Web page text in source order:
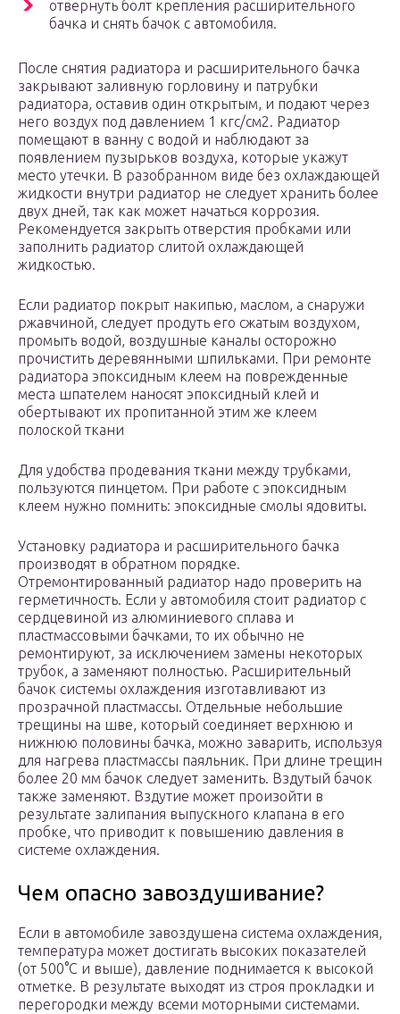
отвернуть болт крепления расширительного
бачка и снять бачок с автомобиля.
После снятия радиатора и расширительного бачка
закрывают заливную горловину и патрубки
радиатора, оставив один открытым, и подают через
него воздух под давлением 1 кгс/см2. Радиатор
помещают в ванну с водой и наблюдают за
появлением пузырьков воздуха, которые укажут
место утечки. В разобранном виде без охлаждающей
жидкости внутри радиатор не следует хранить более
двух дней, так как может начаться коррозия.
Рекомендуется закрыть отверстия пробками или
заполнить радиатор слитой охлаждающей
жидкостью.
Если радиатор покрыт накипью, маслом, а снаружи
ржавчиной, следует продуть его сжатым воздухом,
промыть водой, воздушные каналы осторожно
прочистить деревянными шпильками. При ремонте
радиатора эпоксидным клеем на поврежденные
места шпателем наносят эпоксидный клей и
обертывают их пропитанной этим же клеем
полоской ткани
Для удобства продевания ткани между трубками,
пользуются пинцетом. При работе с эпоксидным
клеем нужно помнить: эпоксидные смолы ядовиты.
Установку радиатора и расширительного бачка
производят в обратном порядке.
Отремонтированный радиатор надо проверить на
герметичность. Если у автомобиля стоит радиатор с
сердцевиной из алюминиевого сплава и
пластмассовыми бачками, то их обычно не
ремонтируют, за исключением замены некоторых
трубок, а заменяют полностью. Расширительный
бачок системы охлаждения изготавливают из
прозрачной пластмассы. Отдельные небольшие
трещины на шве, который соединяет верхнюю и
нижнюю половины бачка, можно заварить, используя
для нагрева пластмассы паяльник. При длине трещин
более 20 мм бачок следует заменить. Вздутый бачок
также заменяют. Вздутие может произойти в
результате залипания выпускного клапана в его
пробке, что приводит к повышению давления в
системе охлаждения.
Чем опасно завоздушивание?
Если в автомобиле завоздушена система охлаждения,
температура может достигать высоких показателей
(от 500°С и выше), давление поднимается к высокой
отметке. В результате выходят из строя прокладки и
перегородки между всеми моторными системами.